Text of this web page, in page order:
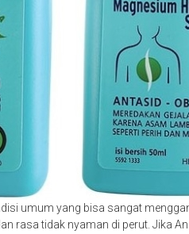
umum yang bisa sangat
rasa tidak nyaman di perut. Jika